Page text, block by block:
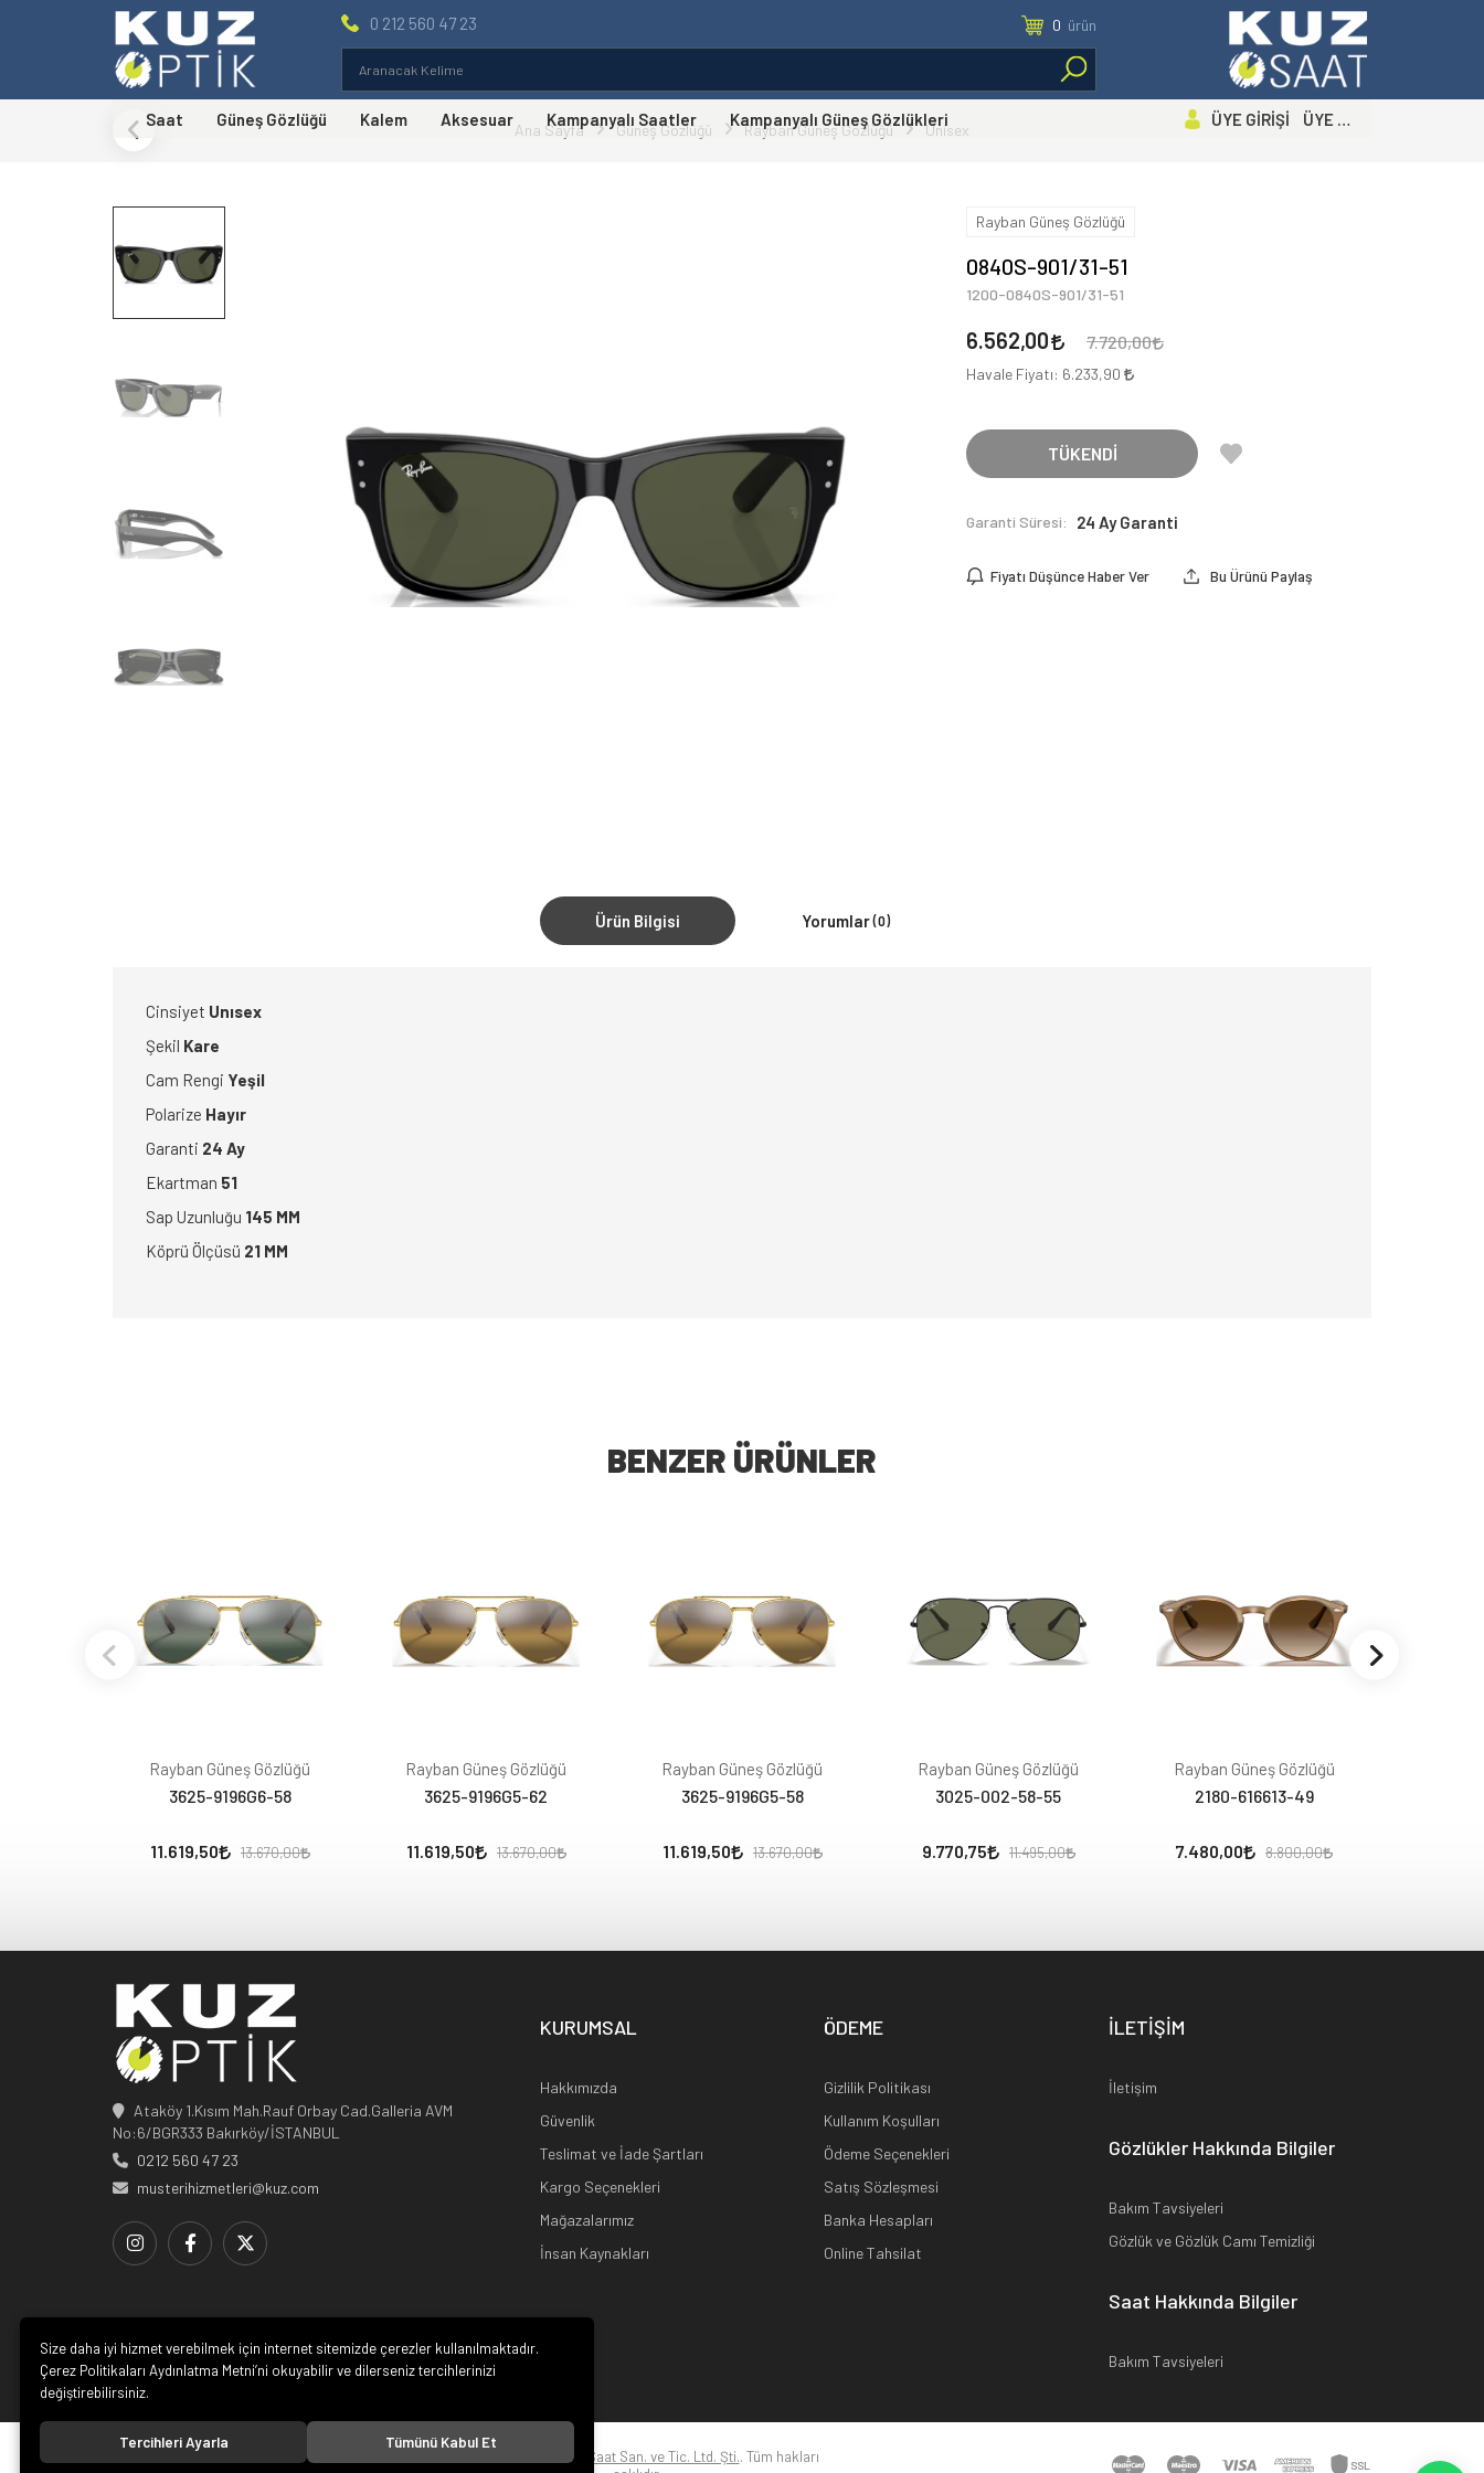
0 212 560 47 23 0 ürün
Saat Güneş Gözlüğü Kalem Aksesuar Kampanyalı Saatler Kampanyalı Güneş Gözlükleri ÜYE GİRİŞİ ÜYE OL
Ana Sayfa Güneş Gözlüğü Rayban Güneş Gözlüğü Unisex
Rayban Güneş Gözlüğü
0840S-901/31-51
1200-0840S-901/31-51
6.562,00 7.720,00
Havale Fiyatı: 6.233,90
TÜKENDİ
Garanti Süresi: 24 Ay Garanti
Fiyatı Düşünce Haber Ver Bu Ürünü Paylaş
Ürün Bilgisi Yorumlar(0)
Cinsiyet Unısex
Şekil Kare
Cam Rengi Yeşil
Polarize Hayır
Garanti 24 Ay
Ekartman 51
Sap Uzunluğu 145 MM
Köprü Ölçüsü 21 MM
BENZER ÜRÜNLER
Rayban Güneş Gözlüğü
3625-9196G6-58
11.619,50 13.670,00
Rayban Güneş Gözlüğü
3625-9196G5-62
11.619,50 13.670,00
Rayban Güneş Gözlüğü
3625-9196G5-58
11.619,50 13.670,00
Rayban Güneş Gözlüğü
3025-002-58-55
9.770,75 11.495,00
Rayban Güneş Gözlüğü
2180-616613-49
7.480,00 8.800,00
Ataköy 1.Kısım Mah.Rauf Orbay Cad.Galleria AVM
No:6/BGR333 Bakırköy/İSTANBUL
0212 560 47 23
musterihizmetleri@kuz.com
KURUMSAL
Hakkımızda
Güvenlik
Teslimat ve İade Şartları
Kargo Seçenekleri
Mağazalarımız
İnsan Kaynakları
ÖDEME
Gizlilik Politikası
Kullanım Koşulları
Ödeme Seçenekleri
Satış Sözleşmesi
Banka Hesapları
Online Tahsilat
İLETİŞİM
İletişim
Gözlükler Hakkında Bilgiler
Bakım Tavsiyeleri
Gözlük ve Gözlük Camı Temizliği
Saat Hakkında Bilgiler
Bakım Tavsiyeleri
Kuz Optik ve Saat San. ve Tic. Ltd. Şti.. Tüm hakları
Size daha iyi hizmet verebilmek için internet sitemizde çerezler kullanılmaktadır.
Çerez Politikaları Aydınlatma Metni’ni okuyabilir ve dilerseniz tercihlerinizi
değiştirebilirsiniz.
Tercihleri Ayarla Tümünü Kabul Et